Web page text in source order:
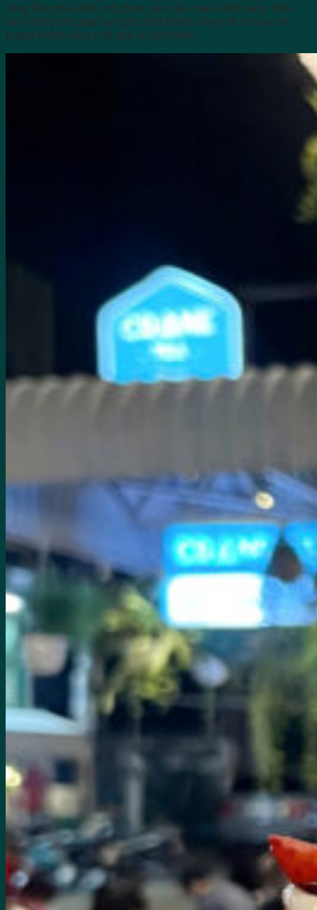
hàng đều phải đáp ứng được yêu cầu của khách hàng. Điều
này không chỉ giúp bạn giữ chân khách hàng mà còn tạo ra
lượng khách hàng mới qua lời giới thiệu.